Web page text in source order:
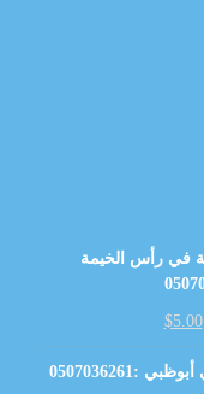
في رأس الخيمة
$5.00